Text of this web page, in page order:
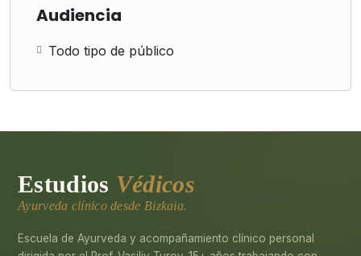
Audiencia
Todo tipo de público
Estudios Védicos
Ayurveda clínico desde Bizkaia.
Escuela de Ayurveda y acompañamiento clínico personal